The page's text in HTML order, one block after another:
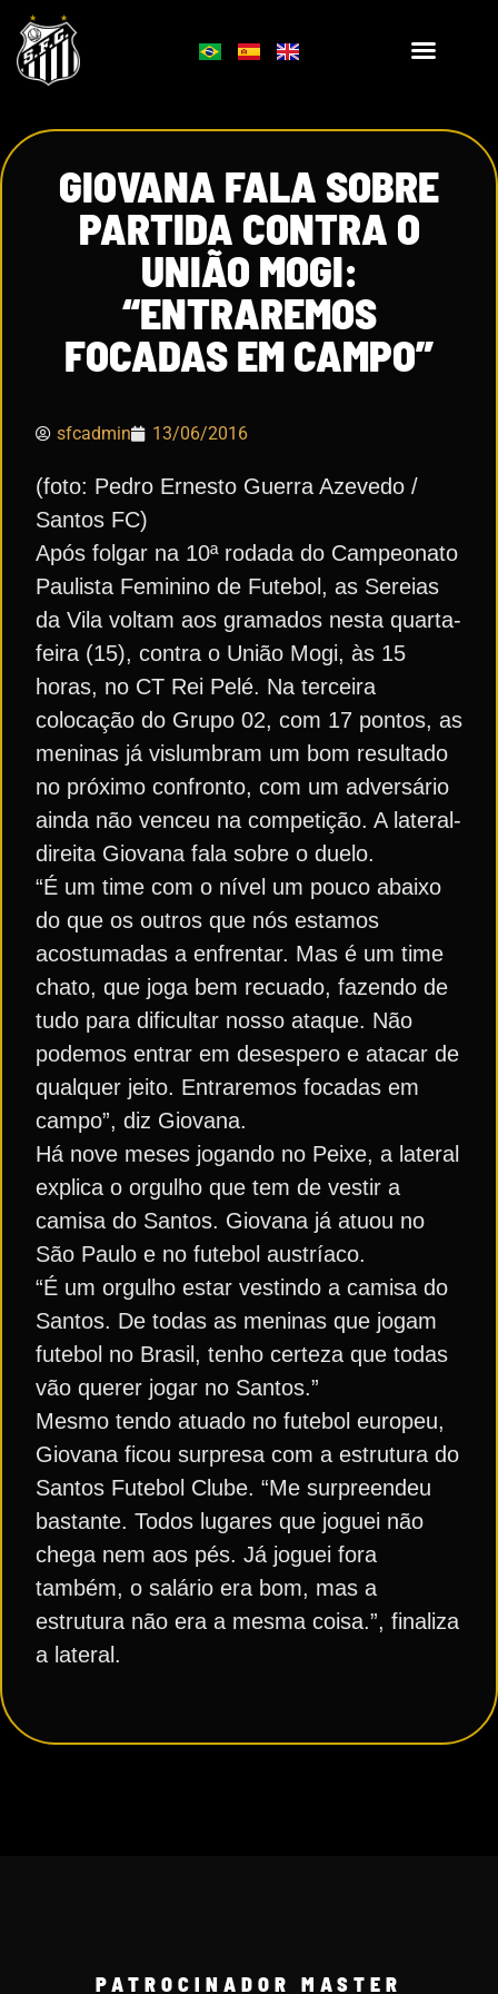
GIOVANA FALA SOBRE
PARTIDA CONTRA O
UNIÃO MOGI:
“ENTRAREMOS
FOCADAS EM CAMPO”
sfcadmin 13/06/2016
(foto: Pedro Ernesto Guerra Azevedo /
Santos FC)
Após folgar na 10ª rodada do Campeonato
Paulista Feminino de Futebol, as Sereias
da Vila voltam aos gramados nesta quarta-
feira (15), contra o União Mogi, às 15
horas, no CT Rei Pelé. Na terceira
colocação do Grupo 02, com 17 pontos, as
meninas já vislumbram um bom resultado
no próximo confronto, com um adversário
ainda não venceu na competição. A lateral-
direita Giovana fala sobre o duelo.
“É um time com o nível um pouco abaixo
do que os outros que nós estamos
acostumadas a enfrentar. Mas é um time
chato, que joga bem recuado, fazendo de
tudo para dificultar nosso ataque. Não
podemos entrar em desespero e atacar de
qualquer jeito. Entraremos focadas em
campo”, diz Giovana.
Há nove meses jogando no Peixe, a lateral
explica o orgulho que tem de vestir a
camisa do Santos. Giovana já atuou no
São Paulo e no futebol austríaco.
“É um orgulho estar vestindo a camisa do
Santos. De todas as meninas que jogam
futebol no Brasil, tenho certeza que todas
vão querer jogar no Santos.”
Mesmo tendo atuado no futebol europeu,
Giovana ficou surpresa com a estrutura do
Santos Futebol Clube. “Me surpreendeu
bastante. Todos lugares que joguei não
chega nem aos pés. Já joguei fora
também, o salário era bom, mas a
estrutura não era a mesma coisa.”, finaliza
a lateral.
PATROCINADOR MASTER